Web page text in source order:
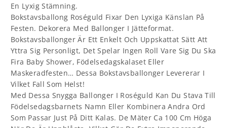
En Lyxig Stämning.
Bokstavsballong Roséguld Fixar Den Lyxiga Känslan På
Festen. Dekorera Med Ballonger I Jätteformat.
Bokstavsballonger Är Ett Enkelt Och Uppskattat Sätt Att
Yttra Sig Personligt, Det Spelar Ingen Roll Vare Sig Du Ska
Fira Baby Shower, Födelsedagskalaset Eller
Maskeradfesten… Dessa Bokstavsballonger Levererar I
Vilket Fall Som Helst!
Med Dessa Snygga Ballonger I Roséguld Kan Du Stava Till
Födelsedagsbarnets Namn Eller Kombinera Andra Ord
Som Passar Just På Ditt Kalas. De Mäter Ca 100 Cm Höga